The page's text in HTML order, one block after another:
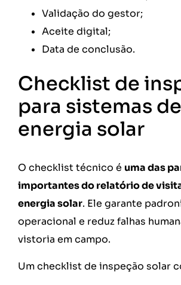
Validação do gestor;
Aceite digital;
Data de conclusão.
Checklist de
para sistemas de
energia solar
O checklist técnico é uma das
importantes do relatório de
energia solar. Ele garante
operacional e reduz falhas
vistoria em campo.
Um checklist de inspeção solar